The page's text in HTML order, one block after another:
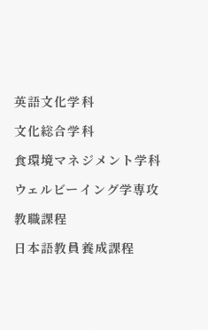
英語文化学科
文化総合学科
食環境マネジメント学科
ウェルビーイング学専攻
教職課程
日本語教員養成課程